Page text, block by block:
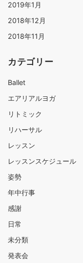
2019年1月
2018年12月
2018年11月
カテゴリー
Ballet
エアリアルヨガ
リトミック
リハーサル
レッスン
レッスンスケジュール
姿勢
年中行事
感謝
日常
未分類
発表会